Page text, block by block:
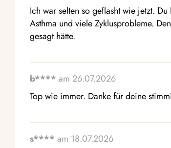
Ich war selten so geflasht wie jetzt.
Asthma und viele Zyklusprobleme.
gesagt hätte.
b**** am 26.07.2026
Top wie immer. Danke für deine
s**** am 18.07.2026